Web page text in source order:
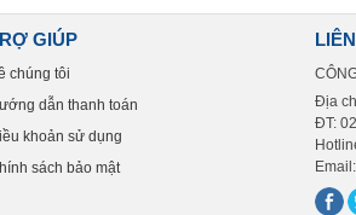
GIÚP
chúng tôi
dẫn thanh toán
khoản sử dụng
sách bảo mật
Địa
ĐT: